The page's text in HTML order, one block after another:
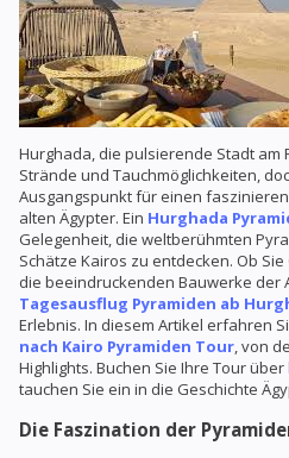
Hurghada, die pulsierende Stadt am
Strände und Tauchmöglichkeiten,
Ausgangspunkt für einen
alten Ägypter. Ein Hurghada
Gelegenheit, die weltberühmten
Schätze Kairos zu entdecken. Ob
die beeindruckenden Bauwerke der
Tagesausflug Pyramiden ab
Erlebnis. In diesem Artikel erfahren
nach Kairo Pyramiden Tour, von
Highlights. Buchen Sie Ihre Tour über
tauchen Sie ein in die Geschichte
Die Faszination der